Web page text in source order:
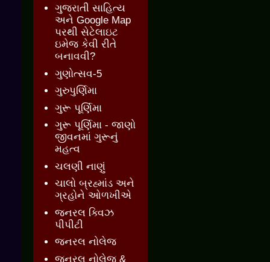
ગુજરાતી સાહિત્ય
અને Google Map
પરથી સેટેલાઇટ
ઇમેજ કેવી રીતે
બનાવવી?
ગુણોત્સવ-5
ગુરુપુર્ણિમા
ગુરૂ પૂર્ણિમા
ગુરૂ પૂર્ણિમા - જાણો
જીવનમાં ગુરૂનું
મહત્વ
ચલણી નાણું
ચાલો બ્રહ્માંડ અને
ગ્રહોને ઓળખીએ
જનરલ ક્વિઝ
પીપીટી
જનરલ નોલેજ
જનરલ નોલેજ &